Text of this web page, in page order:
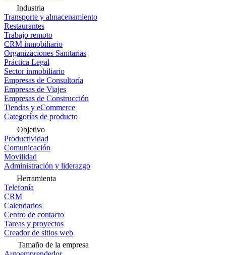
Industria
Transporte y almacenamiento
Restaurantes
Trabajo remoto
CRM inmobiliario
Organizaciones Sanitarias
Práctica Legal
Sector inmobiliario
Empresas de Consultoría
Empresas de Viajes
Empresas de Construcción
Tiendas y eCommerce
Categorías de producto
Objetivo
Productividad
Comunicación
Movilidad
Administración y liderazgo
Herramienta
Telefonía
CRM
Calendarios
Centro de contacto
Tareas y proyectos
Creador de sitios web
Tamaño de la empresa